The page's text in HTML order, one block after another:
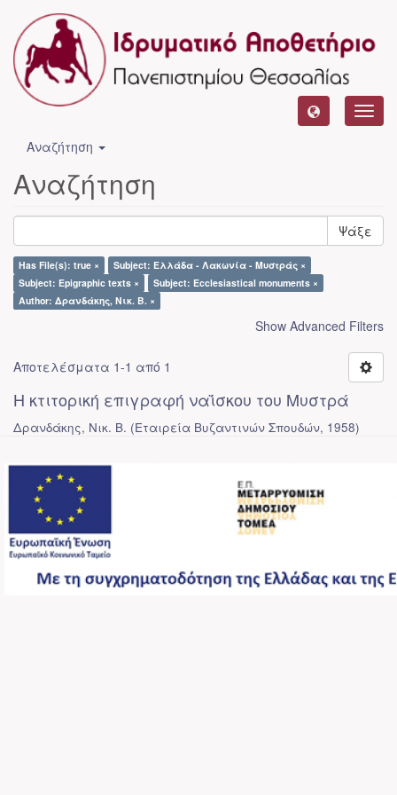
Αναζήτηση
Αναζήτηση
Ψάξε
Has File(s): true ×
Subject: Ελλάδα - Λακωνία - Μυστράς ×
Subject: Epigraphic texts ×
Subject: Ecclesiastical monuments ×
Author: Δρανδάκης, Νικ. Β. ×
Show Advanced Filters
Αποτελέσματα 1-1 από 1
Η κτιτορική επιγραφή ναΐσκου του Μυστρά
Δρανδάκης, Νικ. Β. (Εταιρεία Βυζαντινών Σπουδών, 1958)